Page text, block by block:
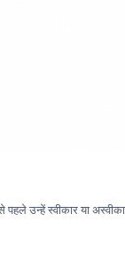
स्वीकार या